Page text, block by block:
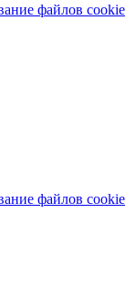
файлов cookie
файлов cookie